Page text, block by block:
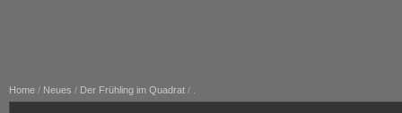
Home / Neues / Der Frühling im Quadrat / .